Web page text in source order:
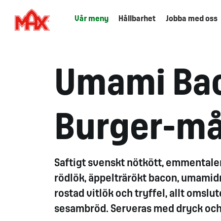
Vår meny Hållbarhet Jobba med oss
Umami
Burger-
Saftigt svenskt nötkött,
rödlök, äppelträrökt bacon,
rostad vitlök och tryffel, allt
sesambröd. Serveras med dryck